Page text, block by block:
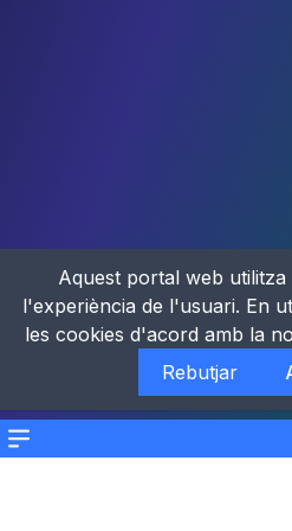
Menu
Aquest portal web
l'experiència de l'usuari. En
les cookies d'acord amb la
Rebutjar